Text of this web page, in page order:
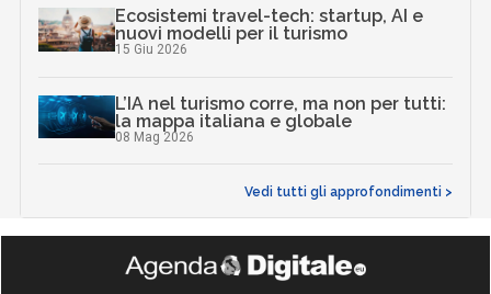
Ecosistemi travel-tech: startup, AI e
nuovi modelli per il turismo
15 Giu 2026
L’IA nel turismo corre, ma non per tutti:
la mappa italiana e globale
08 Mag 2026
Vedi tutti gli approfondimenti >